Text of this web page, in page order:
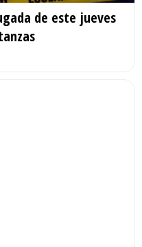
de este jueves